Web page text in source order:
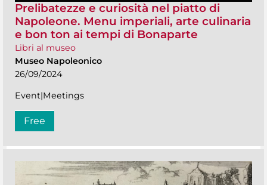
Prelibatezze e curiosità nel piatto di
Napoleone. Menu imperiali, arte culinaria
e bon ton ai tempi di Bonaparte
Libri al museo
Museo Napoleonico
26/09/2024
Event|Meetings
Free